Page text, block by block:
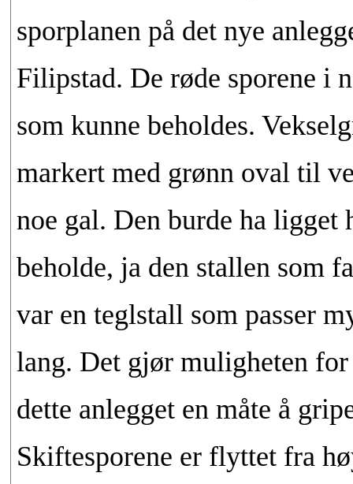
sporplanen på det nye
Filipstad. De røde sporene i
som kunne beholdes.
markert med grønn oval til
noe gal. Den burde ha
beholde, ja den stallen som
var en teglstall som passer
lang. Det gjør muligheten
dette anlegget en måte å
Skiftesporene er flyttet fra